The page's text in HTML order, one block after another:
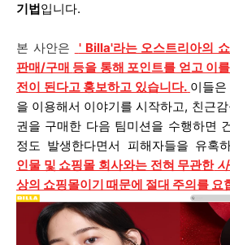
기법입니다.
본 사안은 ' Billa'라는 오스트리아의
판매/구매 등을 통해 포인트를 얻고 이
전이 된다고 홍보하고 있습니다. 이들
을 이용해서 이야기를 시작하고, 친근
권을 구매한 다음 팀미션을 수행하면
정도 발생한다면서 피해자들을 유혹
인물 및 쇼핑몰 회사와는 전혀 무관한
상의 쇼핑몰이기 때문에 절대 주의를 요